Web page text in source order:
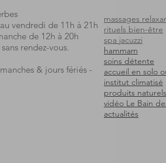
vendredi de 11h à 21h
de 12h à 20h
rendez-vous.
& jours fériés -
massages
rituels bien-être
spa jacuzzi
hammam
soins détente
accueil en solo
institut climatisé
produits naturels
vidéo Le Bain
actualités